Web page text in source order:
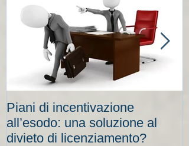
Piani di incentivazione
all’esodo: una soluzione al
divieto di licenziamento?